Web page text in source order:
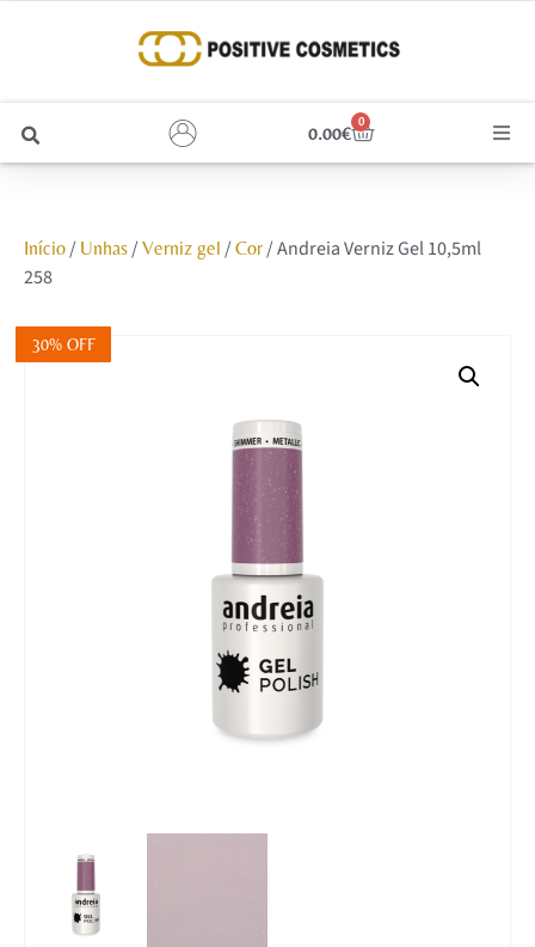
0.00€
0
Unhas
Início/ Unhas/ Verniz gel / Cor/ Andreia Verniz Gel 10,5ml
258
30% OFF